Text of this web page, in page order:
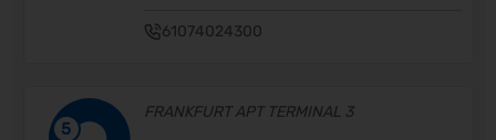
61074024300
5
FRANKFURT APT TERMINAL 3